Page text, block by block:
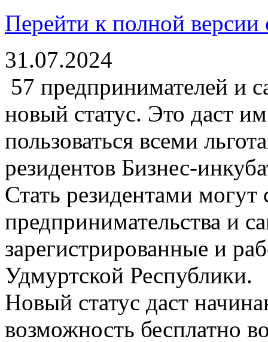
Перейти к полной версии
31.07.2024
57 предпринимателей и
новый статус. Это даст
пользоваться всеми
резидентов Бизнес-
Стать резидентами могут
предпринимательства и
зарегистрированные и
Удмуртской Республики.
Новый статус даст
возможность бесплатно